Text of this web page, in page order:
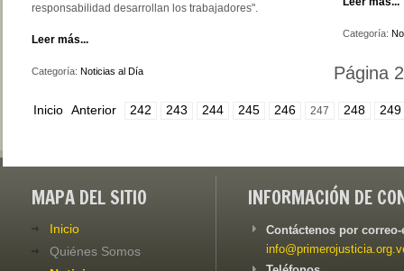
responsabilidad desarrollan los trabajadores".
Leer más...
Categoría: Noticias al Día
Categoría:
Página
Inicio Anterior 242 243 244 245 246 247 248 249
MAPA DEL SITIO
Inicio
Quiénes Somos
INFORMACIÓN DE
Contáctenos por